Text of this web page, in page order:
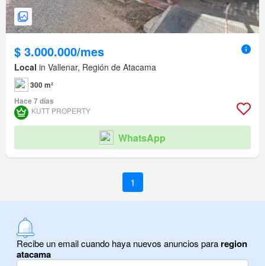
$ 3.000.000/mes
Local in Vallenar, Región de Atacama
300 m²
Hace 7 días
KUTT PROPERTY
WhatsApp
1
Recibe un email cuando haya nuevos anuncios para region
atacama